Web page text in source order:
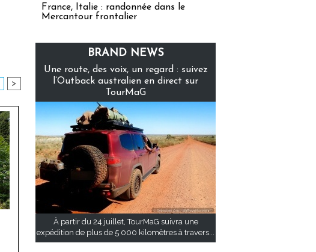
>
France, Italie : randonnée dans le
Mercantour frontalier
BRAND NEWS
Une route, des voix, un regard : suivez
l’Outback australien en direct sur
TourMaG
À partir du 24 juillet, TourMaG suivra une
expédition de plus de 5 000 kilomètres à travers...